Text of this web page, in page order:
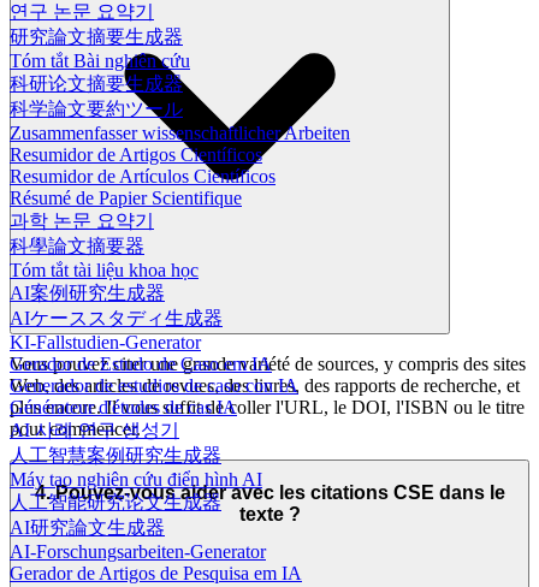
연구 논문 요약기
研究論文摘要生成器
Tóm tắt Bài nghiên cứu
科研论文摘要生成器
科学論文要約ツール
Zusammenfasser wissenschaftlicher Arbeiten
Resumidor de Artigos Científicos
Resumidor de Artículos Científicos
Résumé de Papier Scientifique
과학 논문 요약기
科學論文摘要器
Tóm tắt tài liệu khoa học
AI案例研究生成器
AIケーススタディ生成器
KI-Fallstudien-Generator
Gerador de Estudo de Caso em IA
Generador de estudios de caso con IA
Générateur d'études de cas IA
AI 사례 연구 생성기
人工智慧案例研究生成器
Máy tạo nghiên cứu điển hình AI
人工智能研究论文生成器
AI研究論文生成器
AI-Forschungsarbeiten-Generator
Gerador de Artigos de Pesquisa em IA
Vous pouvez citer une grande variété de sources, y compris des sites
Web, des articles de revues, des livres, des rapports de recherche, et
plus encore. Il vous suffit de coller l'URL, le DOI, l'ISBN ou le titre
pour commencer.
4. Pouvez-vous aider avec les citations CSE dans le
texte ?